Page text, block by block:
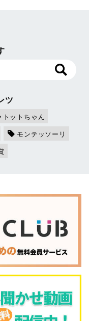
ツ
トットちゃん
モンテッソーリ